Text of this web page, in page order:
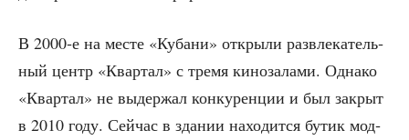
В 2000‑е на месте «Куба­ни» откры­ли раз­вле­ка­тель­
ный центр «Квар­тал» с тре­мя кино­за­ла­ми. Одна­ко
«Квар­тал» не выдер­жал кон­ку­рен­ции и был закрыт
в 2010 году. Сей­час в зда­нии нахо­дит­ся бутик мод­